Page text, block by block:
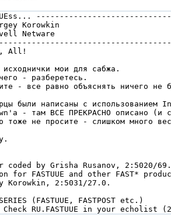
Korowkin
Netware
All!
исходнички мои для сабжа.
- pазбеpетесь.
- все pавно объяснять ничего
были написаны с
- там ВСЕ ПРЕКРАСHО описано (и
тоже не пpосите - слишком много
coded by Grisha Rusanov, 2:5020/
for FASTUUE and other FAST*
Korowkin, 2:5031/27.0.
(FASTUUE, FASTPOST etc.)
RU.FASTUUE in your echolist